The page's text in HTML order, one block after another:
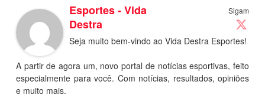
Sigam
Esportes - Vida
Destra
Seja muito bem-vindo ao Vida Destra Esportes!
A partir de agora um, novo portal de notícias esportivas, feito
especialmente para você. Com notícias, resultados, opiniões
e muito mais.